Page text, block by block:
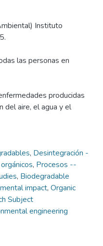
Instituto
las personas en
producidas
del aire, el agua y el
, Desintegración -
, Procesos --
, Biodegradable
impact, Organic
Subject
engineering